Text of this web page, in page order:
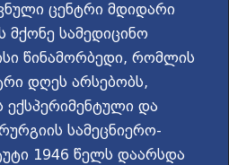
ცენტრი მდიდარი
მქონე სამედიცინო
წინამორბედი, რომლის
დღეს არსებობს,
და
სამეცნიერო-
1946 წელს დაარსდა